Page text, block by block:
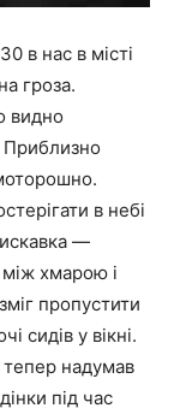
в нас в місті
гроза.
видно
Приблизно
в небі
—
хмарою і
пропустити
сидів у вікні.
тепер надумав
під час